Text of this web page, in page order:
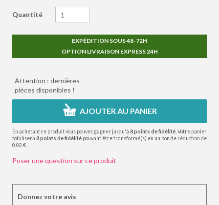
Quantité
EXPÉDITION SOUS 48-72H
OPTION LIVRAISON EXPRESS 24H
Attention : dernières
pièces disponibles !
AJOUTER AU PANIER
En achetant ce produit vous pouvez gagner jusqu'à 8points de fidélité . Votre panier
totalisera 8points de fidélité pouvant être transformé(s) en un bon de réduction de
0,02 €
Poser une question sur ce produit
Donnez votre avis